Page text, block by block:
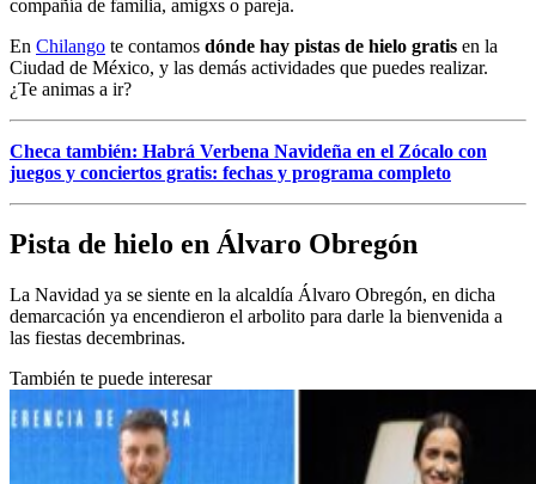
compañía de familia, amigxs o pareja.
En Chilango te contamos dónde hay pistas de hielo gratis en la
Ciudad de México, y las demás actividades que puedes realizar.
¿Te animas a ir?
Checa también: Habrá Verbena Navideña en el Zócalo con
juegos y conciertos gratis: fechas y programa completo
Pista de hielo en Álvaro Obregón
La Navidad ya se siente en la alcaldía Álvaro Obregón, en dicha
demarcación ya encendieron el arbolito para darle la bienvenida a
las fiestas decembrinas.
También te puede interesar